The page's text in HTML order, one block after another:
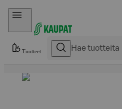
Hyppää sisältöön
Tuotteet